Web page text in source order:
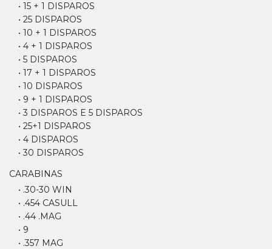
• 15 + 1 DISPAROS
• 25 DISPAROS
• 10 + 1 DISPAROS
• 4 + 1 DISPAROS
• 5 DISPAROS
• 17 + 1 DISPAROS
• 10 DISPAROS
• 9 + 1 DISPAROS
• 3 DISPAROS E 5 DISPAROS
• 25+1 DISPAROS
• 4 DISPAROS
• 30 DISPAROS
CARABINAS
• .30-30 WIN
• .454 CASULL
• .44 .MAG
• 9
• .357 MAG